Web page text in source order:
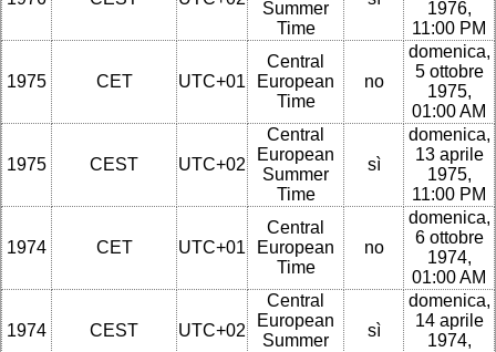
Summer
Time
1976,
11:00 PM
1975 CET UTC+01
Central
European
Time
no
domenica,
5 ottobre
1975,
01:00 AM
1975 CEST UTC+02
Central
European
Summer
Time
sì
domenica,
13 aprile
1975,
11:00 PM
1974 CET UTC+01
Central
European
Time
no
domenica,
6 ottobre
1974,
01:00 AM
1974 CEST UTC+02
Central
European
Summer
sì
domenica,
14 aprile
1974,